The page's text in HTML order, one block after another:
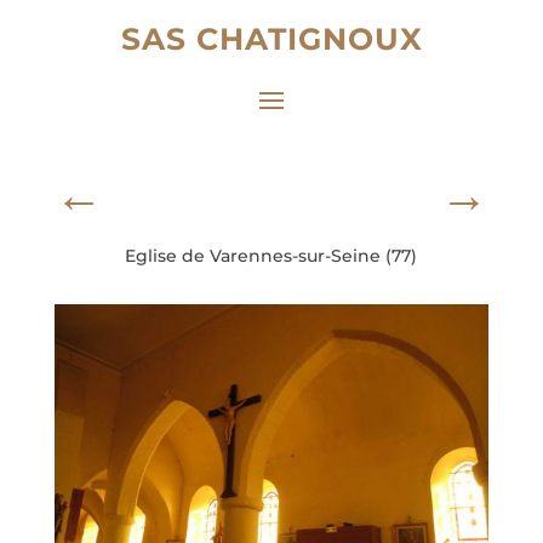
SAS CHATIGNOUX
← →
Eglise de Varennes-sur-Seine (77)